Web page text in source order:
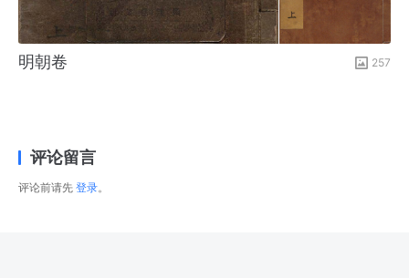
明朝卷 257
评论留言
评论前请先 登录。